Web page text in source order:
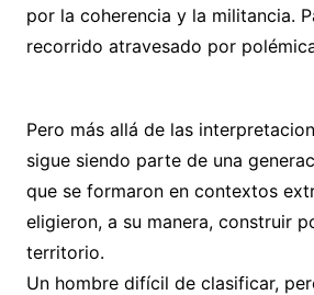
por la coherencia y la militancia.
recorrido atravesado por
Pero más allá de las
sigue siendo parte de una
que se formaron en contextos
eligieron, a su manera, construir
territorio.
Un hombre difícil de clasificar,